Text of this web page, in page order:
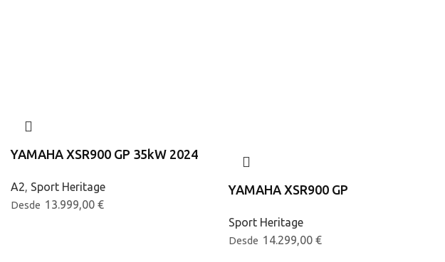
YAMAHA XSR900 GP 35kW 2024
A2, Sport Heritage
Desde 13.999,00 €
YAMAHA XSR900 GP
Sport Heritage
Desde 14.299,00 €